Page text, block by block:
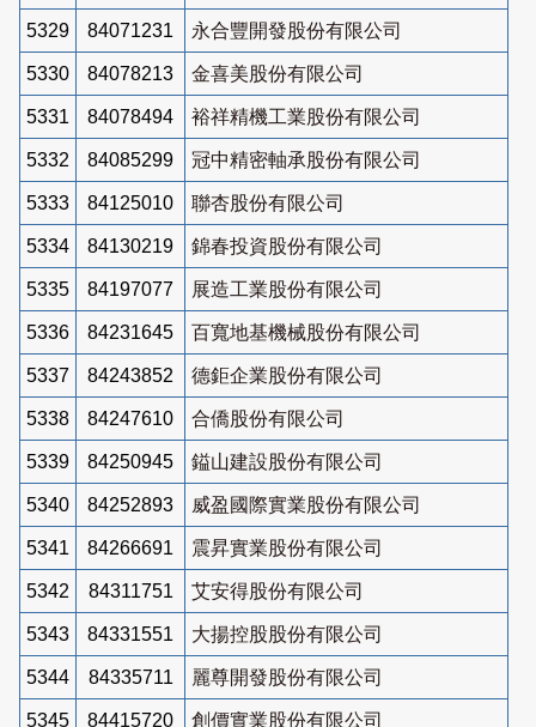
5329 84071231 永合豐開發股份有限公司
5330 84078213 金喜美股份有限公司
5331 84078494 裕祥精機工業股份有限公司
5332 84085299 冠中精密軸承股份有限公司
5333 84125010 聯杏股份有限公司
5334 84130219 錦春投資股份有限公司
5335 84197077 展造工業股份有限公司
5336 84231645 百寬地基機械股份有限公司
5337 84243852 德鉅企業股份有限公司
5338 84247610 合僑股份有限公司
5339 84250945 鎰山建設股份有限公司
5340 84252893 威盈國際實業股份有限公司
5341 84266691 震昇實業股份有限公司
5342 84311751 艾安得股份有限公司
5343 84331551 大揚控股股份有限公司
5344 84335711 麗尊開發股份有限公司
5345 84415720 創價實業股份有限公司